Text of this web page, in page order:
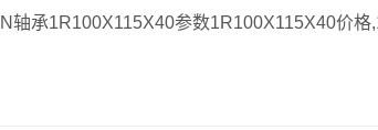
轴承1R100X115X40参数1R100X115X40价